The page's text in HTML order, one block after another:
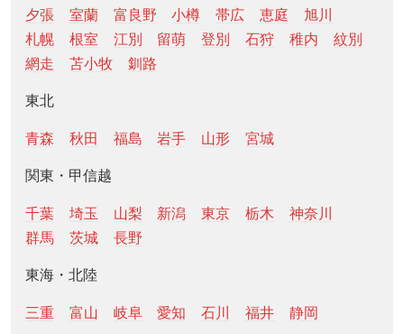
夕張
室蘭 富良野 小樽 帯広 恵庭
旭川
札幌
根室 江別 留萌 登別 石狩 稚内
紋別
網走
苫小牧 釧路
東北
青森 秋田 福島 岩手 山形 宮城
関東・甲信越
千葉 埼玉 山梨 新潟 東京 栃木
神奈川
群馬
茨城 長野
東海・北陸
三重 富山 岐阜 愛知 石川 福井 静岡